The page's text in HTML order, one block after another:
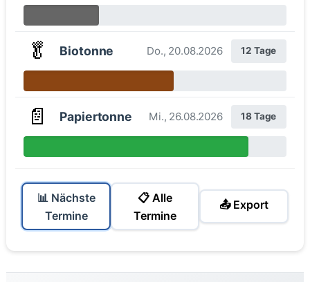
🥬 Biotonne Do., 20.08.2026 12 Tage
📄 Papiertonne Mi., 26.08.2026 18 Tage
📊 Nächste
Termine
📋 Alle
Termine
📤 Export